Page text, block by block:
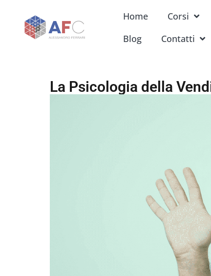
Home Corsi
Blog
Contatti
La Psicologia della